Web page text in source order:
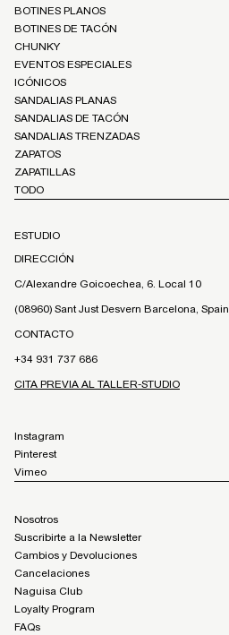
BOTINES PLANOS
BOTINES DE TACÓN
CHUNKY
EVENTOS ESPECIALES
ICÓNICOS
SANDALIAS PLANAS
SANDALIAS DE TACÓN
SANDALIAS TRENZADAS
ZAPATOS
ZAPATILLAS
TODO
ESTUDIO
DIRECCIÓN
C/Alexandre Goicoechea, 6. Local 10
(08960) Sant Just Desvern Barcelona, Spain
CONTACTO
+34 931 737 686
CITA PREVIA AL TALLER-STUDIO
Instagram
Pinterest
Vimeo
Nosotros
Suscribirte a la Newsletter
Cambios y Devoluciones
Cancelaciones
Naguisa Club
Loyalty Program
FAQs